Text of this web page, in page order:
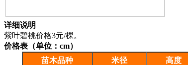
详细说明
紫叶碧桃价格3元/棵。
价格表（单位：cm）
苗木品种
米径 高度